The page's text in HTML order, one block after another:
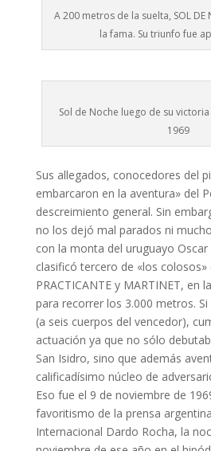
A 200 metros de la suelta, SOL DE
la fama. Su triunfo fue
Sol de Noche luego de su victoria
1969
Sus allegados, conocedores del
embarcaron en la aventura» del
descreimiento general. Sin
no los dejó mal parados ni
con la monta del uruguayo
clasificó tercero de «los
PRACTICANTE y MARTINET, en
para recorrer los 3.000 metros.
(a seis cuerpos del vencedor),
actuación ya que no sólo
San Isidro, sino que además
calificadísimo núcleo de
Eso fue el 9 de noviembre de
favoritismo de la prensa
Internacional Dardo Rocha, la